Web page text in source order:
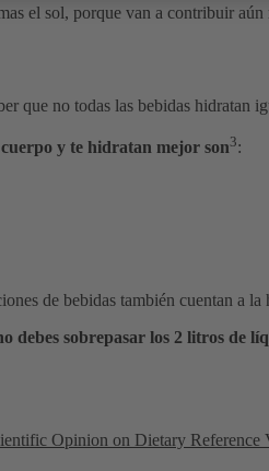
el sol, porque van a contribuir
que no todas las bebidas hidratan
y te hidratan mejor son3:
de bebidas también cuentan a
debes sobrepasar los 2 litros de
Opinion on Dietary Reference